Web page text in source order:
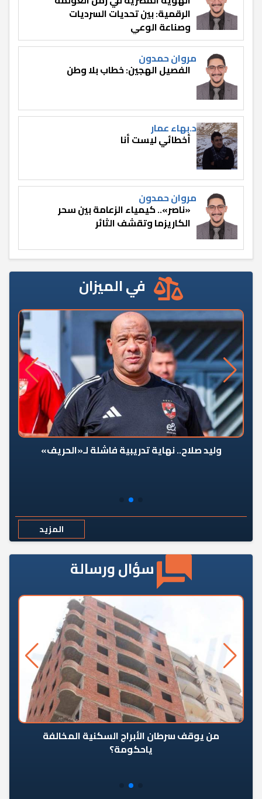
الرقمية: بين تحديات السرديات
وصناعة الوعي
مروان حمدون
الفصيل الهجين: خطاب بلا وطن
د.بهاء عمار
أخطائي ليست أنا
مروان حمدون
«ناصر».. كيمياء الزعامة بين سحر
الكاريزما وتقشف الثائر
في الميزان
وليد صلاح.. نهاية تدريبية فاشلة لـ«الحريف»
المزيد
سؤال ورسالة
من يوقف سرطان الأبراج السكنية المخالفة
ياحكومة؟